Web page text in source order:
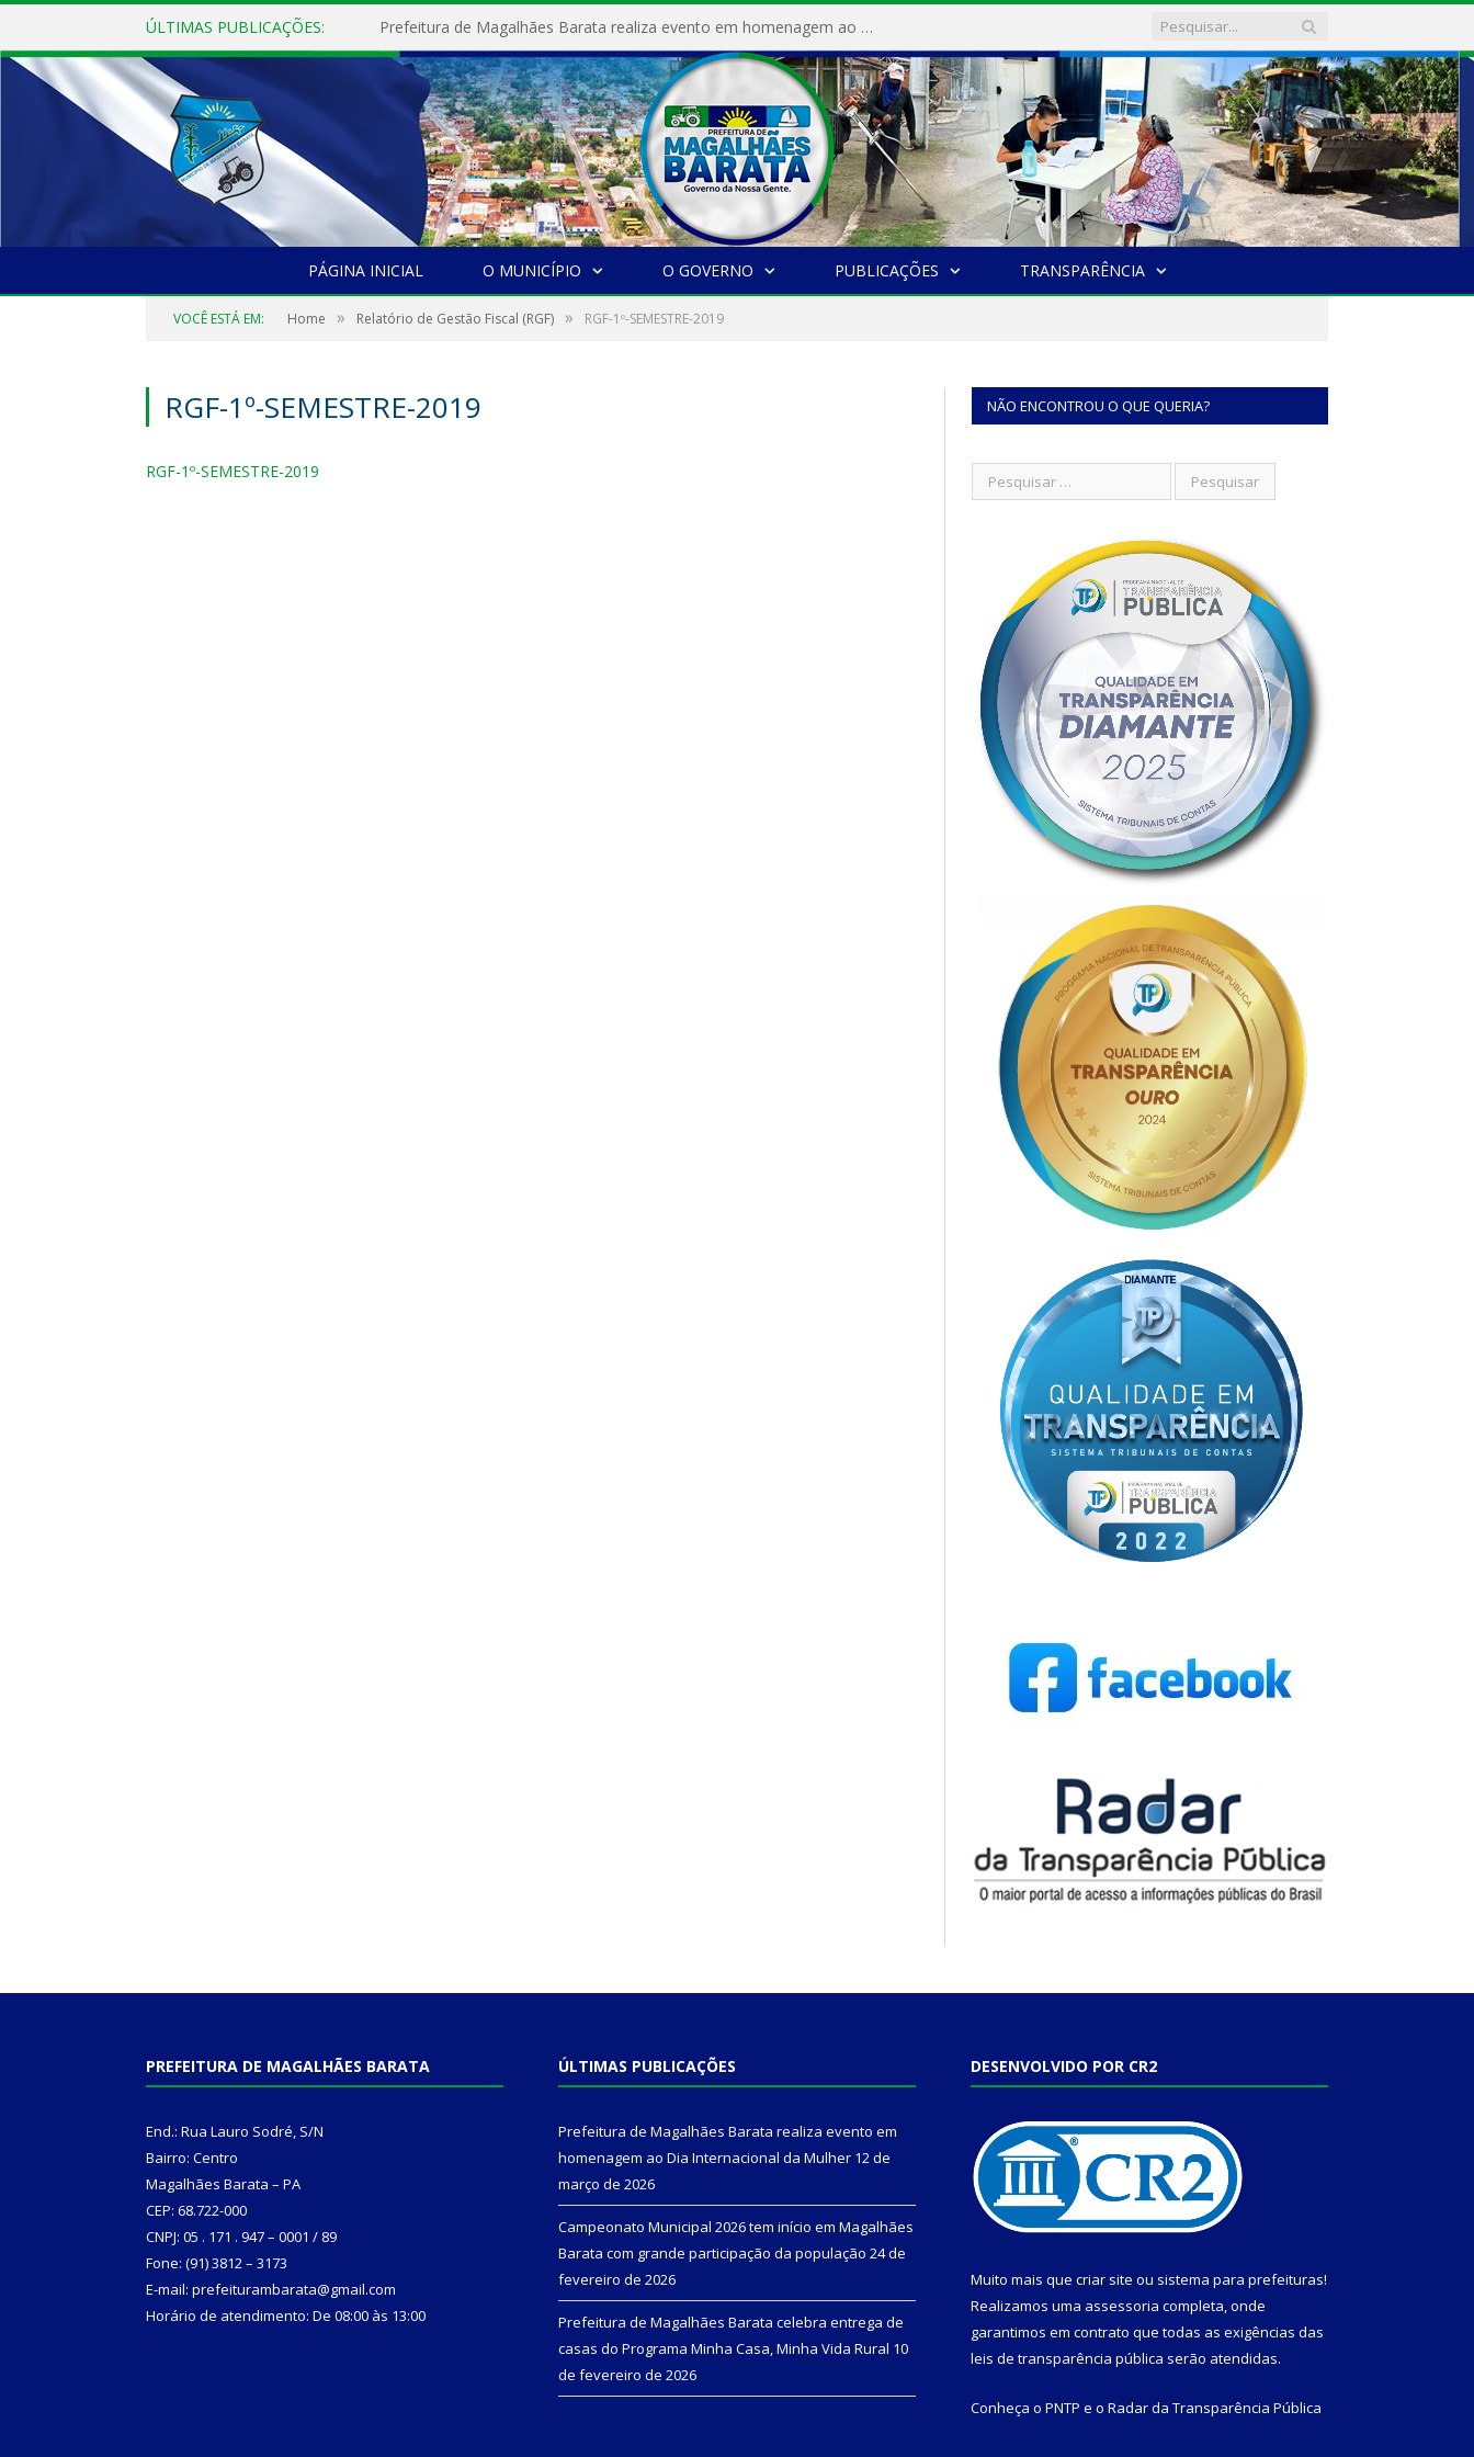
ÚLTIMAS PUBLICAÇÕES: Prefeitura de Magalhães Barata realiza evento em homenagem ao Dia Internacional da Mulher
PÁGINA INICIAL O MUNICÍPIO O GOVERNO PUBLICAÇÕES TRANSPARÊNCIA
VOCÊ ESTÁ EM: Home » Relatório de Gestão Fiscal (RGF) » RGF-1º-SEMESTRE-2019
RGF-1º-SEMESTRE-2019
RGF-1º-SEMESTRE-2019
NÃO ENCONTROU O QUE QUERIA?
PREFEITURA DE MAGALHÃES BARATA
End.: Rua Lauro Sodré, S/N
Bairro: Centro
Magalhães Barata – PA
CEP: 68.722-000
CNPJ: 05 . 171 . 947 – 0001 / 89
Fone: (91) 3812 – 3173
E-mail: prefeiturambarata@gmail.com
Horário de atendimento: De 08:00 às 13:00
ÚLTIMAS PUBLICAÇÕES
Prefeitura de Magalhães Barata realiza evento em
homenagem ao Dia Internacional da Mulher 12 de
março de 2026
Campeonato Municipal 2026 tem início em Magalhães
Barata com grande participação da população 24 de
fevereiro de 2026
Prefeitura de Magalhães Barata celebra entrega de
casas do Programa Minha Casa, Minha Vida Rural 10
de fevereiro de 2026
DESENVOLVIDO POR CR2
Muito mais que criar site ou sistema para prefeituras!
Realizamos uma assessoria completa, onde
garantimos em contrato que todas as exigências das
leis de transparência pública serão atendidas.
Conheça o PNTP e o Radar da Transparência Pública